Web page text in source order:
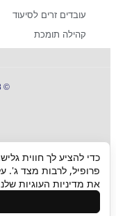
עובדים זרים לסיעוד
קהילה תומכת
© 2018 All rights reserved
גלילה
לראש
כדי להציע לך חווית
פרופיל, לרבות מצד ג'.
את מדיניות העוגיות